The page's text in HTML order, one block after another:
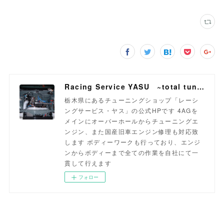
Racing Service YASU ~total tuning proshop~
栃木県にあるチューニングショップ「レーシ
ングサービス・ヤス」の公式HPです 4AGを
メインにオーバーホールからチューニングエ
ンジン、また国産旧車エンジン修理も対応致
します ボディーワークも行っており、エンジ
ンからボディーまで全ての作業を自社にて一
貫して行えます
フォロー